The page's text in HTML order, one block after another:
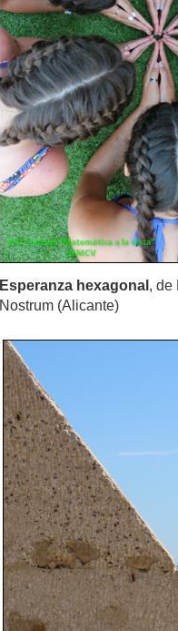
Esperanza hexagonal , de
Nostrum (Alicante)